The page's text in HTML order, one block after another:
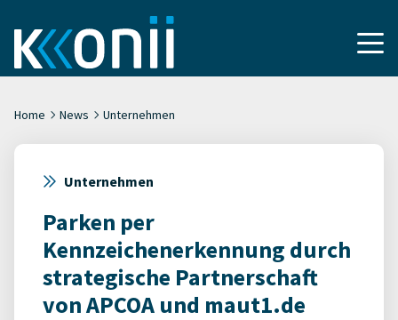
Home News Unternehmen
Unternehmen
Parken per
Kennzeichenerkennung durch
strategische Partnerschaft
von APCOA und maut1.de